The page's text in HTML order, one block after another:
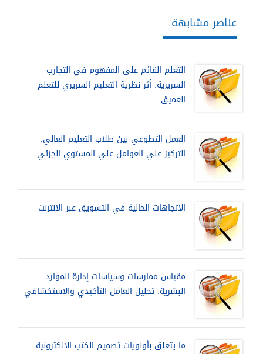
عناصر مشابهة
التعلم القائم على المفهوم في التجارب
السريرية: أثر نظرية التعليم السريري للتعلم
العميق
العمل التطوعي بين طلاب التعليم العالي.
التركيز علي العوامل علي المستوي الجزئي
الاتجاهات الحالية في التسويق عبر الانترنت
مقياس ممارسات وسياسات إدارة الموارد
البشرية: تحليل العامل التأكيدي والاستكشافي
ما يتعلق بأولويات تصميم الكتب الالكترونية